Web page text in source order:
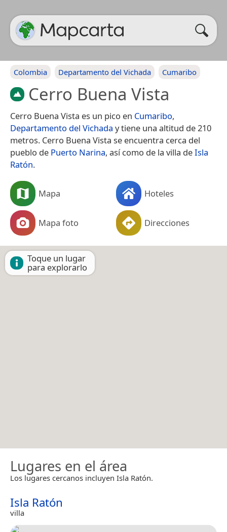
Colombia Departamento del Vichada Cumaribo
Cerro Buena Vista
Cerro Buena Vista es un pico en Cumaribo,
Departamento del Vichada y tiene una altitud de 210
metros. Cerro Buena Vista se encuentra cerca del
pueblo de Puerto Narina, así como de la villa deIsla
Ratón.
Mapa Hoteles
Mapa foto Direcciones
Toque un lugar
para explorarlo
Lugares en el área
Los lugares cercanos incluyen Isla Ratón.
Isla Ratón
villa